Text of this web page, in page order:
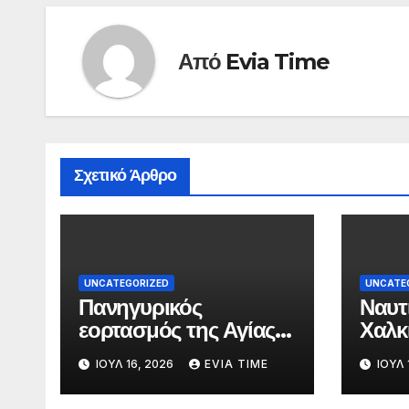
Από Evia Time
Σχετικό Άρθρο
UNCATEGORIZED
Πανηγυρικός
εορτασμός της Αγίας
Παρασκευής στη
Χαλκίδα τις 25 και 26
Ιουλίου
ΙΟΎΛ 16, 2026 EVIA TIME ΙΟΎΛ